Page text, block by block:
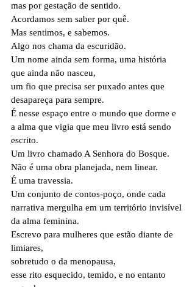
mas por gestação de sentido.
Acordamos sem saber por quê.
Mas sentimos, e sabemos.
Algo nos chama da escuridão.
Um nome ainda sem forma, uma história
que ainda não nasceu,
um fio que precisa ser puxado antes que
desapareça para sempre.
É nesse espaço entre o mundo que dorme e
a alma que vigia que meu livro está sendo
escrito.
Um livro chamado A Senhora do Bosque.
Não é uma obra planejada, nem linear.
É uma travessia.
Um conjunto de contos-poço, onde cada
narrativa mergulha em um território invisível
da alma feminina.
Escrevo para mulheres que estão diante de
limiares,
sobretudo o da menopausa,
esse rito esquecido, temido, e no entanto